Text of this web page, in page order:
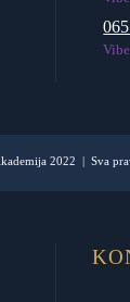
2022 | Sva